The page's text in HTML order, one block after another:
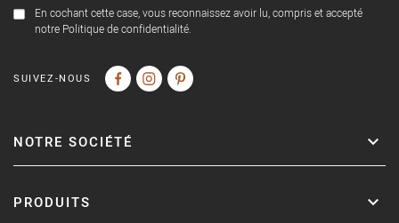
En cochant cette case, vous reconnaissez avoir lu, compris et accepté
notre Politique de confidentialité.
SUIVEZ-NOUS
NOTRE SOCIÉTÉ
PRODUITS